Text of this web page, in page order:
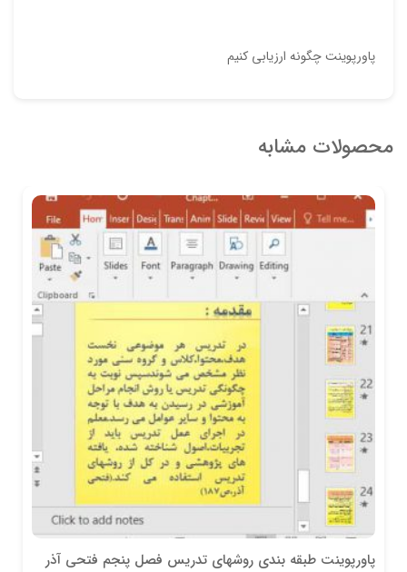
پاورپوینت چگونه ارزیابی کنیم
محصولات مشابه
پاورپوینت طبقه بندی روشهای تدریس فصل پنجم فتحی آذر